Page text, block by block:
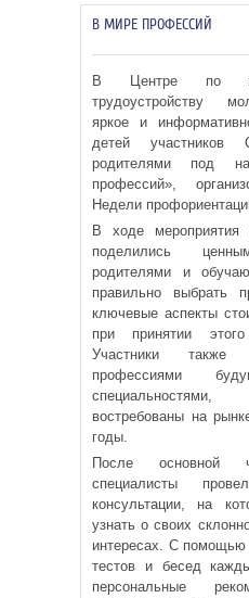
В МИРЕ ПРОФЕССИЙ
В Центре по
трудоустройству
яркое и
детей
родителями под
профессий»,
Недели
В ходе мероприятия
поделились
родителями и
правильно выбрать
ключевые аспекты
при принятии
Участники также
профессиями
востребованы на
годы.
После основной
специалисты
консультации, на
узнать о своих
интересах. С помощью
тестов и бесед
персональные